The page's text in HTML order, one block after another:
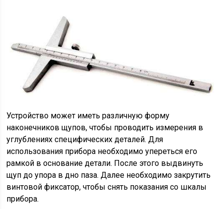
Устройство может иметь различную форму
наконечников щупов, чтобы проводить измерения в
углублениях специфических деталей. Для
использования прибора необходимо упереться его
рамкой в основание детали. После этого выдвинуть
щуп до упора в дно паза. Далее необходимо закрутить
винтовой фиксатор, чтобы снять показания со шкалы
прибора.